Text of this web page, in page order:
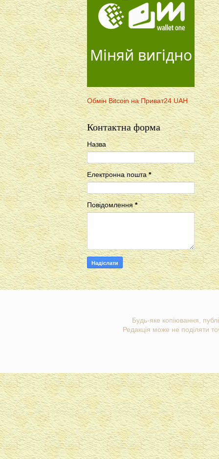
Міняй вигідно
Обмін Bitcoin на Приват24 UAH
Контактна форма
Назва
Електронна пошта*
Повідомлення *
Будь-яке копіювання,
Редакція може не поділяти